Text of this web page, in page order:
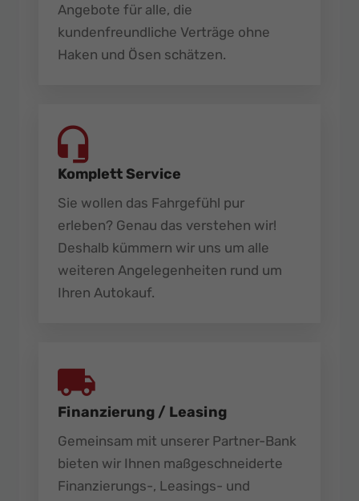
Angebote für alle, die
kundenfreundliche Verträge ohne
Haken und Ösen schätzen.
Komplett Service
Sie wollen das Fahrgefühl pur
erleben? Genau das verstehen wir!
Deshalb kümmern wir uns um alle
weiteren Angelegenheiten rund um
Ihren Autokauf.
Finanzierung / Leasing
Gemeinsam mit unserer Partner-Bank
bieten wir Ihnen maßgeschneiderte
Finanzierungs-, Leasings- und